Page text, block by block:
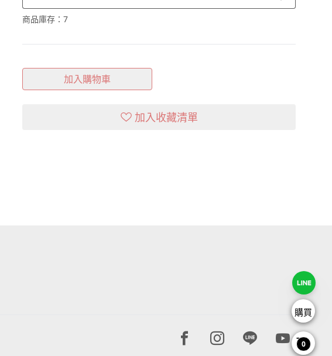
商品庫存：7
加入購物車
加入收藏清單
Facebook page
Instagram page
Line pageYoutube
購買
0